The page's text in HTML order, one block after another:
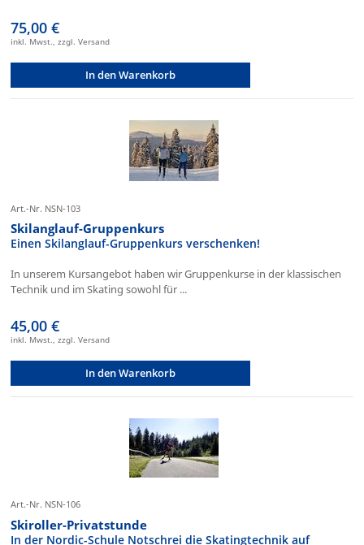
75,00 €
inkl. Mwst., zzgl. Versand
In den Warenkorb
Art.-Nr. NSN-103
Skilanglauf-Gruppenkurs
Einen Skilanglauf-Gruppenkurs verschenken!
In unserem Kursangebot haben wir Gruppenkurse in der klassischen
Technik und im Skating sowohl für ...
45,00 €
inkl. Mwst., zzgl. Versand
In den Warenkorb
Art.-Nr. NSN-106
Skiroller-Privatstunde
In der Nordic-Schule Notschrei die Skatingtechnik auf